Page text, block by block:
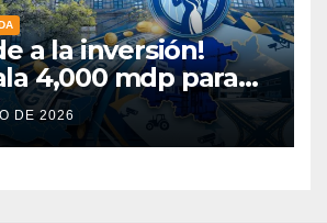
a la inversión!
4,000 mdp para
¿en qué se usará
DE 2026